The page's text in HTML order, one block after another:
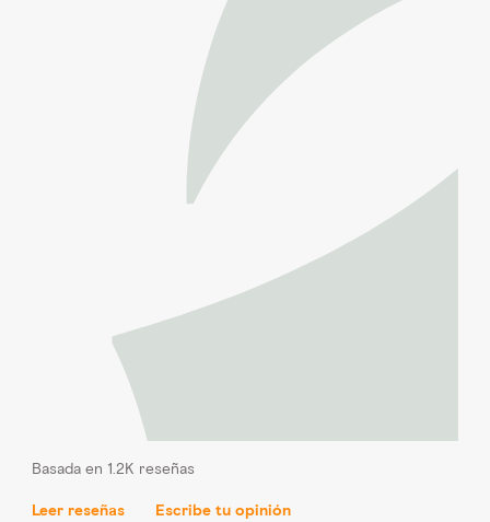
Basada en 1.2K reseñas
Leer reseñas Escribe tu opinión